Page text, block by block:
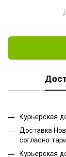
Курьерская
Доставка
согласно
Курьерская